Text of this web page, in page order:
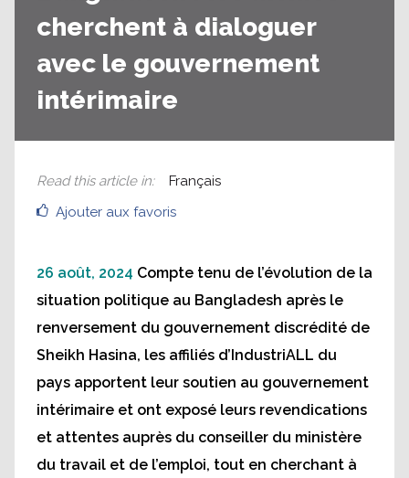
cherchent à dialoguer
avec le gouvernement
intérimaire
Ajouter aux favoris
Read this article in: Français
26 août, 2024 Compte tenu de l’évolution de la
situation politique au Bangladesh après le
renversement du gouvernement discrédité de
Sheikh Hasina, les affiliés d’IndustriALL du
pays apportent leur soutien au gouvernement
intérimaire et ont exposé leurs revendications
et attentes auprès du conseiller du ministère
du travail et de l’emploi, tout en cherchant à